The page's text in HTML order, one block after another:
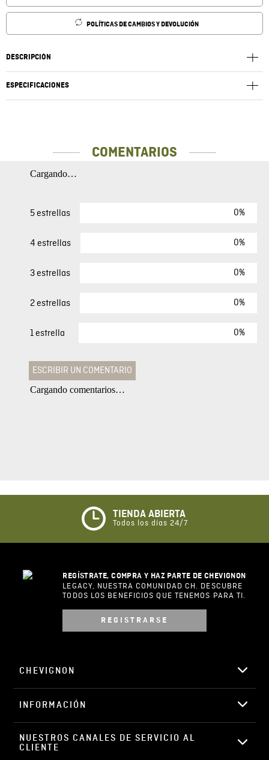
POLÍTICAS DE CAMBIOS Y DEVOLUCIÓN
DESCRIPCIÓN
ESPECIFICACIONES
COMENTARIOS
Cargando…
5 estrellas 0%
4 estrellas 0%
3 estrellas 0%
2 estrellas 0%
1 estrella 0%
ESCRIBIR UN COMENTARIO
Califique el producto de 1 a 5 estrellas
★☆ ☆
Su nombre
Correo electrónico
ENVIAR COMENTARIO
Cargando comentarios…
TIENDA ABIERTA
Todos los días 24/7
REGÍSTRATE, COMPRA Y HAZ PARTE DE CHEVIGNON
LEGACY, NUESTRA COMUNIDAD CH. DESCUBRE
TODOS LOS BENEFICIOS QUE TENEMOS PARA TI.
REGISTRARSE
CHEVIGNON
INFORMACIÓN
NUESTROS CANALES DE SERVICIO AL
CLIENTE